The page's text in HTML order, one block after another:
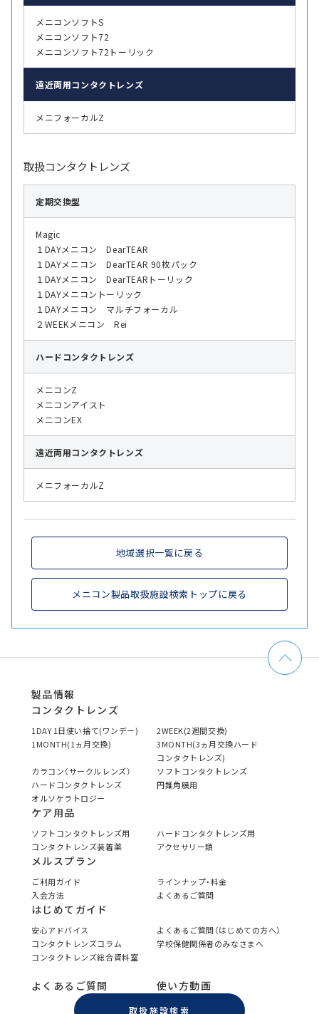
メニコンソフトS
メニコンソフト72
メニコンソフト72トーリック
遠近両用コンタクトレンズ
メニフォーカルZ
取扱コンタクトレンズ
定期交換型
Magic
１DAYメニコン DearTEAR
１DAYメニコン DearTEAR 90枚パック
１DAYメニコン DearTEARトーリック
１DAYメニコントーリック
１DAYメニコン マルチフォーカル
２WEEKメニコン Rei
ハード コンタクトレンズ
メニコンZ
メニコンアイスト
メニコンEX
遠近両用コンタクトレンズ
メニフォーカルZ
地域選択一覧に戻る
メニコン製品取扱施設検索トップに戻る
製品情報
コンタクトレンズ
1DAY 1日使い捨て(ワンデー)
2WEEK(2週間交換)
1MONTH(1ヵ月交換)
3MONTH(3ヵ月交換ハード
コンタクトレンズ)
カラコン（サークルレンズ）
ソフトコンタクトレンズ
ハードコンタクトレンズ
円錐角膜用
オルソケラトロジー
ケア用品
ソフトコンタクトレンズ用
ハードコンタクトレンズ用
コンタクトレンズ装着薬
アクセサリー類
メルスプラン
ご利用ガイド
ラインナップ・料金
入会方法
よくあるご質問
はじめてガイド
安心アドバイス
よくあるご質問（はじめての方へ）
コンタクトレンズコラム
学校保健関係者のみなさまへ
コンタクトレンズ総合資料室
よくあるご質問 使い方動画
取扱施設検索